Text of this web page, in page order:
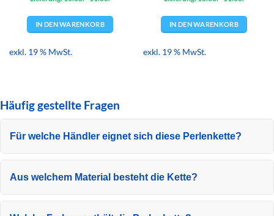
IN DEN WARENKORB
exkl. 19 % MwSt.
IN DEN WARENKORB
exkl. 19 % MwSt.
Häufig gestellte Fragen
Für welche Händler eignet sich diese Perlenkette?
Aus welchem Material besteht die Kette?